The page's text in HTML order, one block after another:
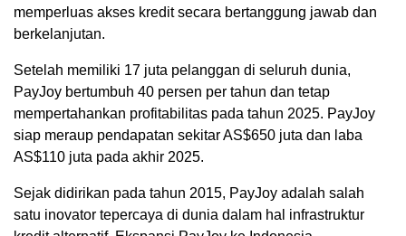
memperluas akses kredit secara bertanggung jawab dan
berkelanjutan.
Setelah memiliki 17 juta pelanggan di seluruh dunia,
PayJoy bertumbuh 40 persen per tahun dan tetap
mempertahankan profitabilitas pada tahun 2025. PayJoy
siap meraup pendapatan sekitar AS$650 juta dan laba
AS$110 juta pada akhir 2025.
Sejak didirikan pada tahun 2015, PayJoy adalah salah
satu inovator tepercaya di dunia dalam hal infrastruktur